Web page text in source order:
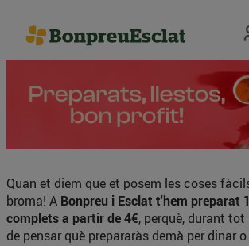
Quan et diem que et posem les coses
broma! A Bonpreu i Esclat t'hem preparat
complets a partir de 4€, perquè, durant
de pensar què prepararàs demà per dinar